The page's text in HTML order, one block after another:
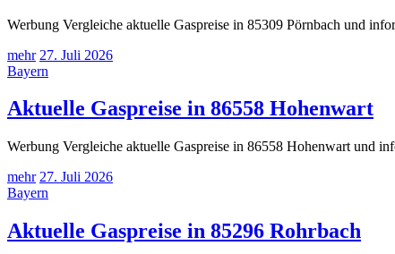
Werbung Vergleiche aktuelle Gaspreise in 85309 Pörnbach und
mehr 27. Juli 2026
Bayern
Aktuelle Gaspreise in 86558 Hohenwart
Werbung Vergleiche aktuelle Gaspreise in 86558 Hohenwart und
mehr 27. Juli 2026
Bayern
Aktuelle Gaspreise in 85296 Rohrbach